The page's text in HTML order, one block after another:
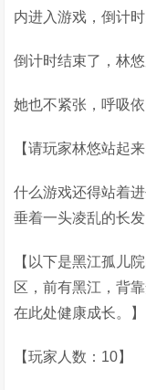
内进入游戏，倒计
倒计时结束了，林
她也不紧张，呼吸
【请玩家林悠站起
什么游戏还得站着
垂着一头凌乱的长
【以下是黑江孤儿
区，前有黑江，背
在此处健康成长。】
【玩家人数：10】